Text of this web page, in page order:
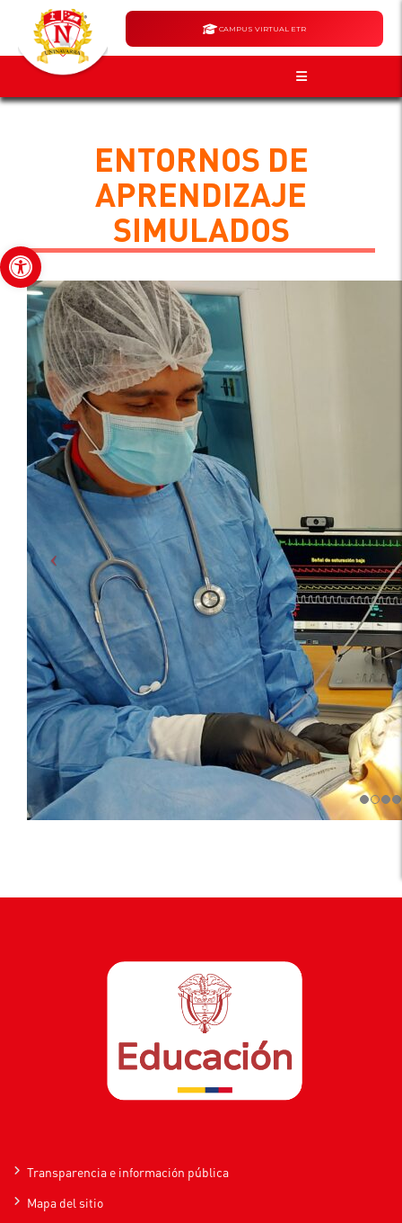
Abrir barra de herramientas
CAMPUS VIRTUAL ETR
ENTORNOS DE
APRENDIZAJE
SIMULADOS
Transparencia e información pública
Mapa del sitio